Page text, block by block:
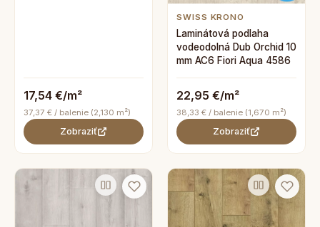
17,54 €/m²
37,37 € / balenie (2,130 m²)
Zobraziť
SWISS KRONO
Laminátová podlaha
vodeodolná Dub Orchid 10
mm AC6 Fiori Aqua 4586
22,95 €/m²
38,33 € / balenie (1,670 m²)
Zobraziť